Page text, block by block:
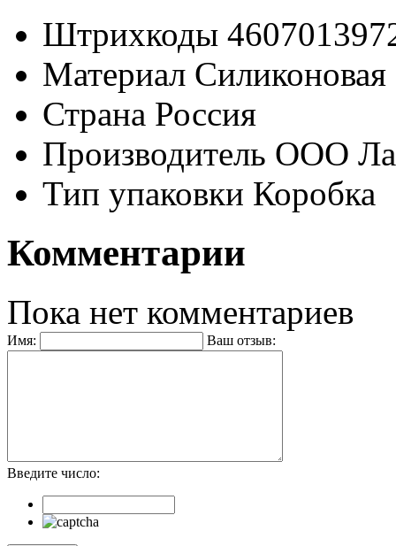
Штрихкоды
Материал Силиконовая
Страна Россия
Производитель ООО
Тип упаковки Коробка
Комментарии
Пока нет комментариев
Имя: Ваш отзыв:
Введите число: